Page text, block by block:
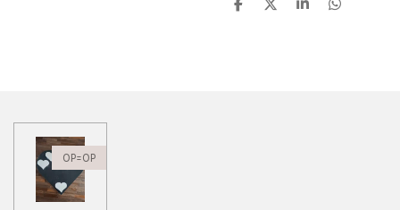
D
D
S
D
OP=OP